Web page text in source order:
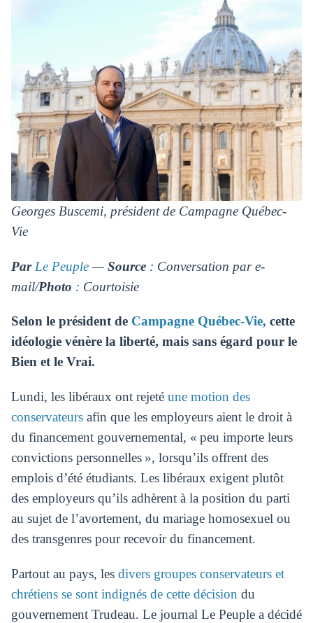
Georges Buscemi, président de Campagne Québec-
Vie
Par Le Peuple— Source: Conversation par e-
mail/Photo : Courtoisie
Selon le président de Campagne Québec-Vie, cette
idéologie vénère la liberté, mais sans égard pour le
Bien et le Vrai.
Lundi, les libéraux ont rejeté une motion des
conservateursafin que les employeurs aient le droit à
du financement gouvernemental, « peu importe leurs
convictions personnelles », lorsqu’ils offrent des
emplois d’été étudiants. Les libéraux exigent plutôt
des employeurs qu’ils adhèrent à la position du parti
au sujet de l’avortement, du mariage homosexuel ou
des transgenres pour recevoir du financement.
Partout au pays, les divers groupes conservateurs et
chrétiens se sont indignés de cette décision du
gouvernement Trudeau. Le journal Le Peuple a décidé